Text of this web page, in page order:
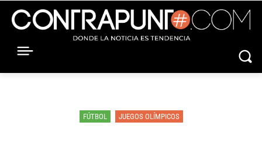
FÚTBOL JUEGOS OLÍMPICOS